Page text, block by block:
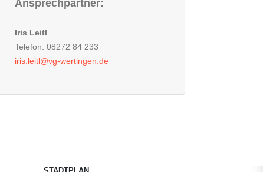
Ansprechpartner:
Iris Leitl
Telefon: 08272 84 233
iris.leitl@vg-wertingen.de